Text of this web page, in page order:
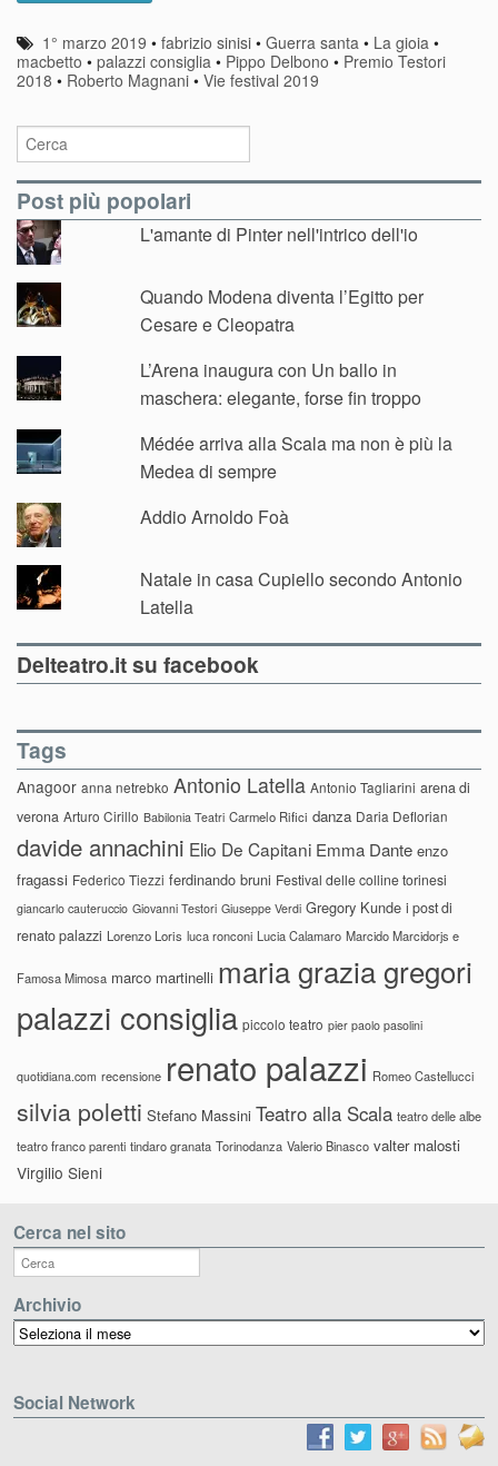
1° marzo 2019 •fabrizio sinisi •Guerra santa • La gioia •
macbetto • palazzi consiglia • Pippo Delbono • Premio Testori
2018 • Roberto Magnani • Vie festival 2019
Post più popolari
L'amante di Pinter nell'intrico dell'io
Quando Modena diventa l’Egitto per
Cesare e Cleopatra
L’Arena inaugura con Un ballo in
maschera: elegante, forse fin troppo
Médée arriva alla Scala ma non è più la
Medea di sempre
Addio Arnoldo Foà
Natale in casa Cupiello secondo Antonio
Latella
Delteatro.it su facebook
Tags
Anagoor anna netrebko Antonio Latella Antonio Tagliarini arena di
verona Arturo Cirillo Babilonia Teatri Carmelo Rifici danza Daria Deflorian
davide annachini Elio De Capitani Emma Dante enzo
fragassi Federico Tiezzi ferdinando bruni Festival delle colline torinesi
giancarlo cauteruccio Giovanni Testori Giuseppe Verdi Gregory Kunde i post di
renato palazzi Lorenzo Loris luca ronconi Lucia Calamaro Marcido Marcidorjs e
Famosa Mimosa marco martinelli maria grazia gregori
palazzi consiglia piccolo teatro pier paolo pasolini
quotidiana.com recensione renato palazzi Romeo Castellucci
silvia poletti Stefano Massini Teatro alla Scala teatro delle albe
teatro franco parenti tindaro granata Torinodanza Valerio Binasco valter malosti
Virgilio Sieni
Cerca nel sito
Archivio
Archivio
Social Network